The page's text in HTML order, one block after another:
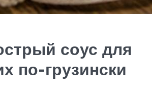
соус для
по-грузински